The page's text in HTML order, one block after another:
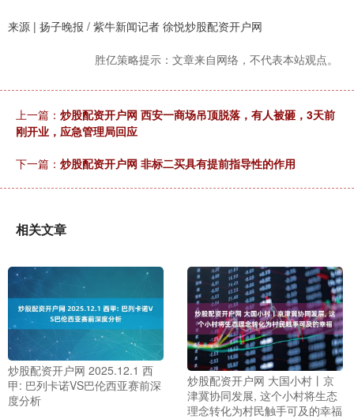
来源 | 扬子晚报 / 紫牛新闻记者 徐悦炒股配资开户网
胜亿策略提示：文章来自网络，不代表本站观点。
上一篇： 炒股配资开户网 西安一商场吊顶脱落，有人被砸，3天前
刚开业，应急管理局回应
下一篇： 炒股配资开户网 非标二买具有提前指导性的作用
相关文章
炒股配资开户网 2025.12.1 西
甲: 巴列卡诺VS巴伦西亚赛前深
度分析
炒股配资开户网 大国小村丨京
津冀协同发展, 这个小村将生态
理念转化为村民触手可及的幸福